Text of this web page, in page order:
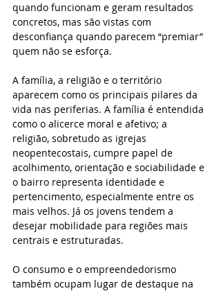
quando funcionam e geram resultados
concretos, mas são vistas com
desconfiança quando parecem “premiar”
quem não se esforça.
A família, a religião e o território
aparecem como os principais pilares da
vida nas periferias. A família é entendida
como o alicerce moral e afetivo; a
religião, sobretudo as igrejas
neopentecostais, cumpre papel de
acolhimento, orientação e sociabilidade e
o bairro representa identidade e
pertencimento, especialmente entre os
mais velhos. Já os jovens tendem a
desejar mobilidade para regiões mais
centrais e estruturadas.
O consumo e o empreendedorismo
também ocupam lugar de destaque na